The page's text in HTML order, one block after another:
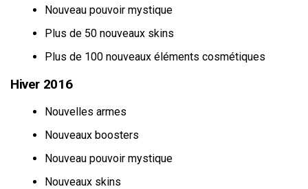
Nouveau pouvoir mystique
Plus de 50 nouveaux skins
Plus de 100 nouveaux éléments cosmétiques
Hiver 2016
Nouvelles armes
Nouveaux boosters
Nouveau pouvoir mystique
Nouveaux skins